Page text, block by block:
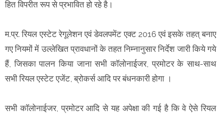
हित विपरीत रूप से प्रभावित हो रहे है।
म.प्र. रियल एस्टेट रेगूलेशन एवं डेवलपमेंट एक्ट 2016 एवं इसके तहत् बनाए
गए नियमों में उल्लेखित प्रावधानों के तहत निम्नानुसार निर्देश जारी किये गये
हैं, जिसका पालन किया जाना सभी कॉलोनाईजर, प्रमोटर के साथ-साथ
सभी रियल एस्टेट एजेंट, ब्रोकर्स आदि पर बंधनकारी होगा ।
सभी कॉलोनाईजर, प्रमोटर आदि से यह अपेक्षा की गई है कि वे ऐसे रियल